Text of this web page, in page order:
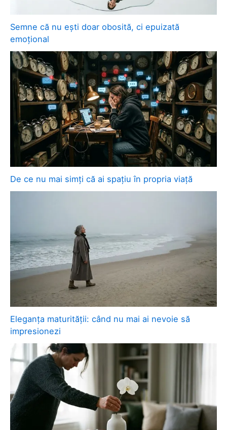
Semne că nu ești doar obosită, ci epuizată
emoțional
De ce nu mai simți că ai spațiu în propria viață
Eleganța maturității: când nu mai ai nevoie să
impresionezi